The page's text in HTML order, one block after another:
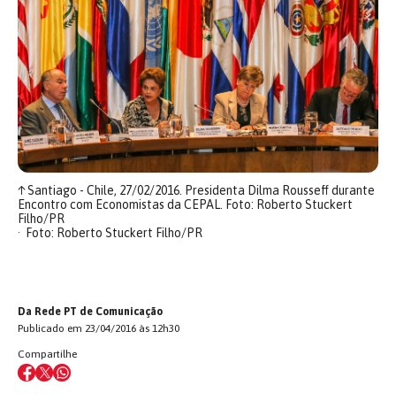
↑Santiago - Chile, 27/02/2016. Presidenta Dilma Rousseff durante
Encontro com Economistas da CEPAL. Foto: Roberto Stuckert
Filho/PR
Foto: Roberto Stuckert Filho/PR
Da Rede PT de Comunicação
Publicado em 23/04/2016 às 12h30
Compartilhe